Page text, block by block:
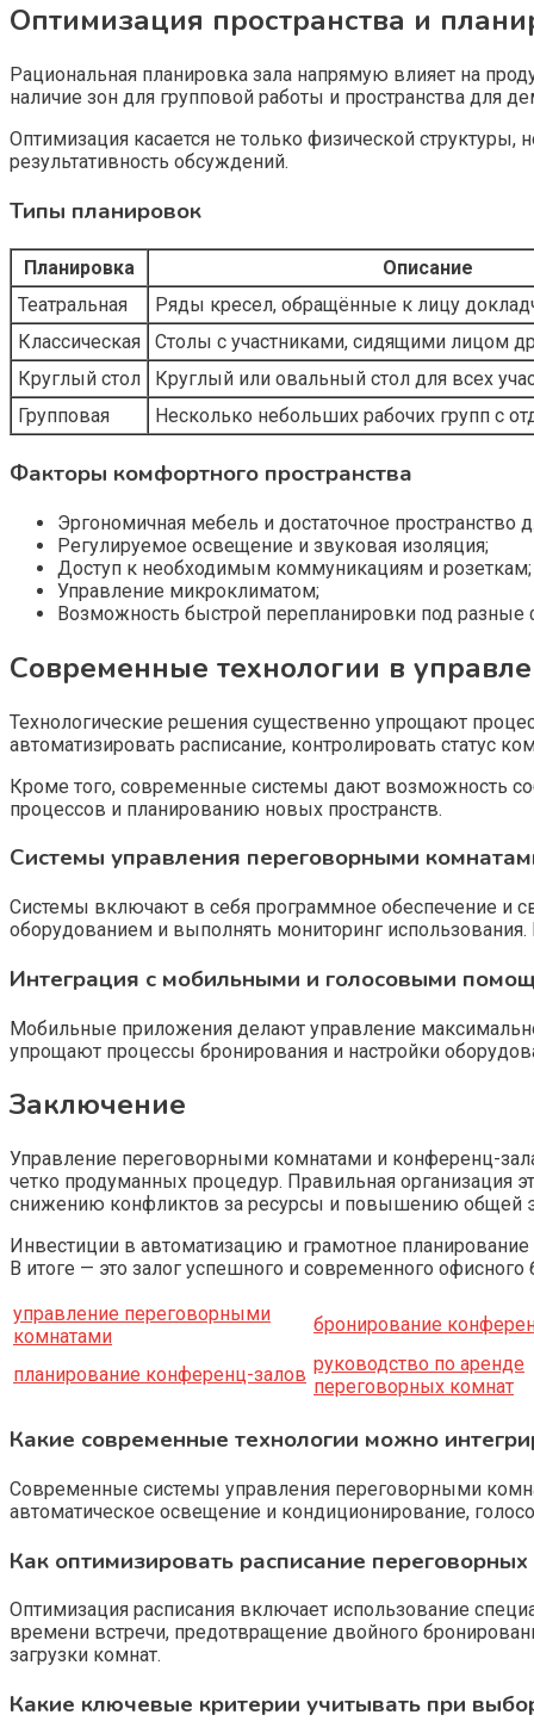
Оптимизация пространства и
Рациональная планировка зала напрямую влияет на
наличие зон для групповой работы и пространства для
Оптимизация касается не только физической структуры,
результативность обсуждений.
Типы планировок
Планировка
Описание
Театральная
Ряды кресел, обращённые к лицу
Классическая
Столы с участниками, сидящими лицом
Круглый стол
Круглый или овальный стол для всех
Групповая
Несколько небольших рабочих групп с
Факторы комфортного пространства
Эргономичная мебель и достаточное пространство
Регулируемое освещение и звуковая изоляция;
Доступ к необходимым коммуникациям и розеткам;
Управление микроклиматом;
Возможность быстрой перепланировки под разные
Современные технологии в
Технологические решения существенно упрощают
автоматизировать расписание, контролировать статус
Кроме того, современные системы дают возможность
процессов и планированию новых пространств.
Системы управления переговорными
Системы включают в себя программное обеспечение и
оборудованием и выполнять мониторинг
Интеграция с мобильными и голосовыми
Мобильные приложения делают управление
упрощают процессы бронирования и настройки
Заключение
Управление переговорными комнатами и конференц-
четко продуманных процедур. Правильная организация
снижению конфликтов за ресурсы и повышению общей
Инвестиции в автоматизацию и грамотное
В итоге — это залог успешного и современного
управление переговорными
комнатами
бронирование
планирование конференц-залов руководство по аренде
переговорных комнат
Какие современные технологии можно
Современные системы управления переговорными
автоматическое освещение и кондиционирование,
Как оптимизировать расписание
Оптимизация расписания включает использование
времени встречи, предотвращение двойного
загрузки комнат.
Какие ключевые критерии учитывать при